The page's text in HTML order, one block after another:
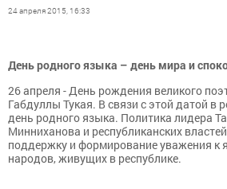
24 апреля 2015, 16:33
День родного языка – день мира и
26 апреля - День рождения великого
Габдуллы Тукая. В связи с этой датой в
день родного языка. Политика лидера
Минниханова и республиканских
поддержку и формирование уважения к
народов, живущих в республике.